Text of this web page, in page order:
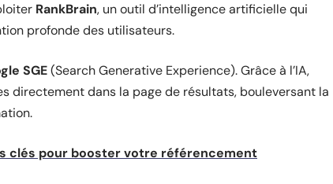
RankBrain, un outil d’intelligence artificielle qui
profonde des utilisateurs.
SGE(Search Generative Experience). Grâce à l’IA,
directement dans la page de résultats, bouleversant la
clés pour booster votre référencement